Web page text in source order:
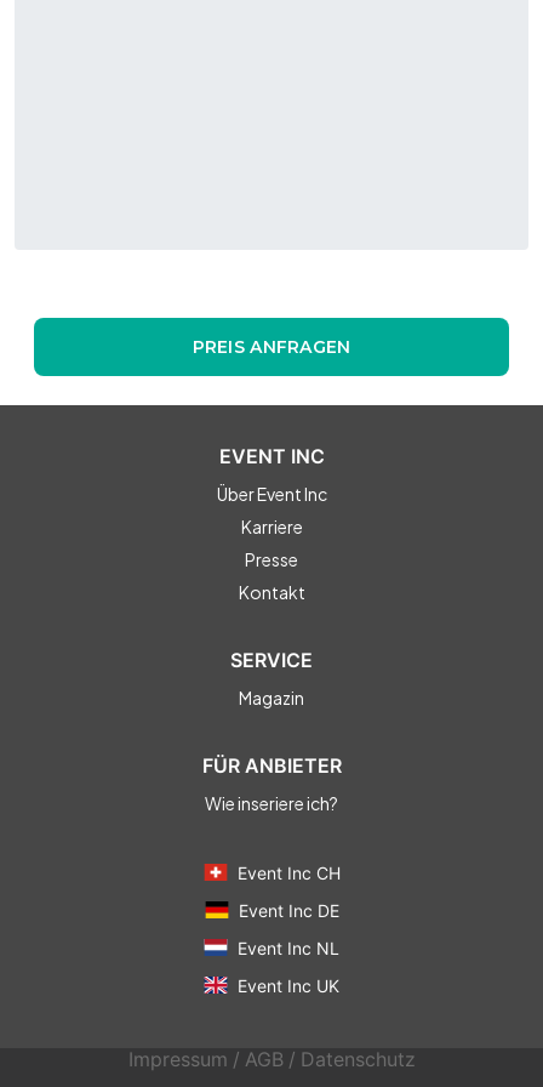
PREIS ANFRAGEN
EVENT INC
Über Event Inc
Karriere
Presse
Kontakt
SERVICE
Magazin
FÜR ANBIETER
Wie inseriere ich?
Event Inc CH
Event Inc DE
Event Inc NL
Event Inc UK
Impressum / AGB / Datenschutz